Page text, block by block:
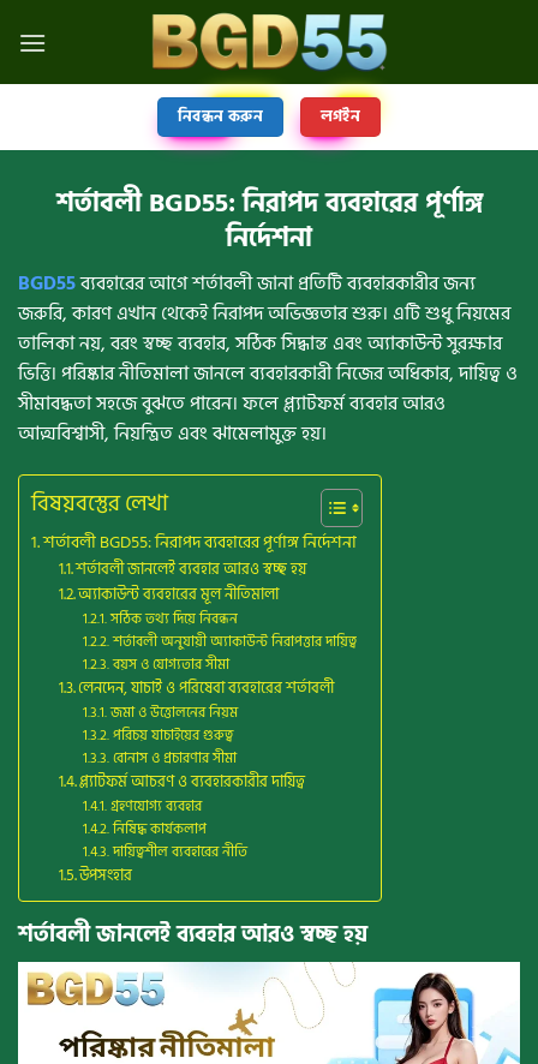
নিবন্ধন করুন লগইন
শর্তাবলী BGD55: নিরাপদ ব্যবহারের পূর্ণাঙ্গ
নির্দেশনা
BGD55ব্যবহারের আগে শর্তাবলী জানা প্রতিটি ব্যবহারকারীর জন্য
জরুরি, কারণ এখান থেকেই নিরাপদ অভিজ্ঞতার শুরু। এটি শুধু নিয়মের
তালিকা নয়, বরং স্বচ্ছ ব্যবহার, সঠিক সিদ্ধান্ত এবং অ্যাকাউন্ট সুরক্ষার
ভিত্তি। পরিষ্কার নীতিমালা জানলে ব্যবহারকারী নিজের অধিকার, দায়িত্ব ও
সীমাবদ্ধতা সহজে বুঝতে পারেন। ফলে প্ল্যাটফর্ম ব্যবহার আরও
আত্মবিশ্বাসী, নিয়ন্ত্রিত এবং ঝামেলামুক্ত হয়।
বিষয়বস্তুের লেখা
শর্তাবলী BGD55: নিরাপদ ব্যবহারের পূর্ণাঙ্গ নির্দেশনা
শর্তাবলী জানলেই ব্যবহার আরও স্বচ্ছ হয়
অ্যাকাউন্ট ব্যবহারের মূল নীতিমালা
সঠিক তথ্য দিয়ে নিবন্ধন
শর্তাবলী অনুযায়ী অ্যাকাউন্ট নিরাপত্তার দায়িত্ব
বয়স ও যোগ্যতার সীমা
লেনদেন, যাচাই ও পরিষেবা ব্যবহারের শর্তাবলী
জমা ও উত্তোলনের নিয়ম
পরিচয় যাচাইয়ের গুরুত্ব
বোনাস ও প্রচারণার সীমা
প্ল্যাটফর্ম আচরণ ও ব্যবহারকারীর দায়িত্ব
গ্রহণযোগ্য ব্যবহার
নিষিদ্ধ কার্যকলাপ
দায়িত্বশীল ব্যবহারের নীতি
উপসংহার
শর্তাবলী জানলেই ব্যবহার আরও স্বচ্ছ হয়